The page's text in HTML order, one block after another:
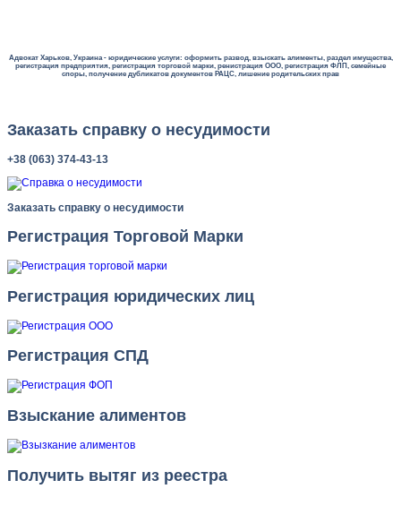
Адвокат Харьков, Украина - юридические услуги: оформить развод, взыскать алименты, раздел имущества,
регистрация предприятия, регистрация торговой марки, ренистрация ООО, регистрация ФЛП, семейные
споры, получение дубликатов документов РАЦС, лишение родительских прав
Заказать справку о несудимости
+38 (063) 374-43-13
Заказать справку о несудимости
Регистрация Торговой Марки
Регистрация юридических лиц
Регистрация СПД
Взыскание алиментов
Получить вытяг из реестра